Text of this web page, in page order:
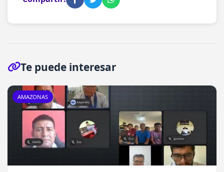
Te puede interesar
AMAZONAS